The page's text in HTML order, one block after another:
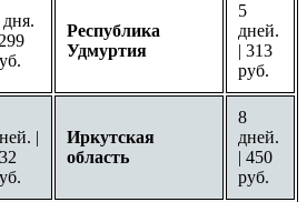
дня.
Республика
Удмуртия
5
дней.
| 313
руб.
|
Иркутская
область
8
дней.
| 450
руб.